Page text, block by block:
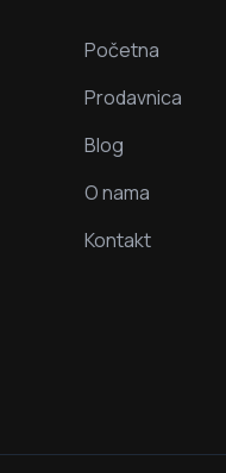
Početna
Prodavnica
Blog
O nama
Kontakt